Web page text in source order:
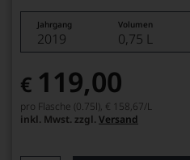
Jahrgang Volumen
2019 0,75 L
€ 119,00
pro Flasche (0.75l), € 158,67/L
inkl. Mwst. zzgl. Versand